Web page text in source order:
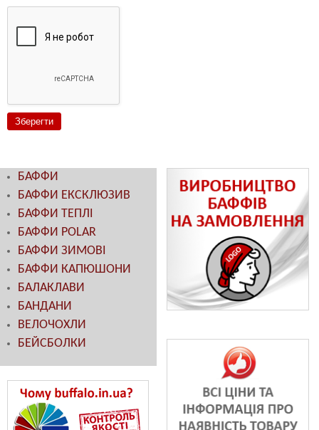
БАФФИ
БАФФИ ЕКСКЛЮЗИВ
БАФФИ ТЕПЛІ
БАФФИ POLAR
БАФФИ ЗИМОВІ
БАФФИ КАПЮШОНИ
БАЛАКЛАВИ
БАНДАНИ
ВЕЛОЧОХЛИ
БЕЙСБОЛКИ